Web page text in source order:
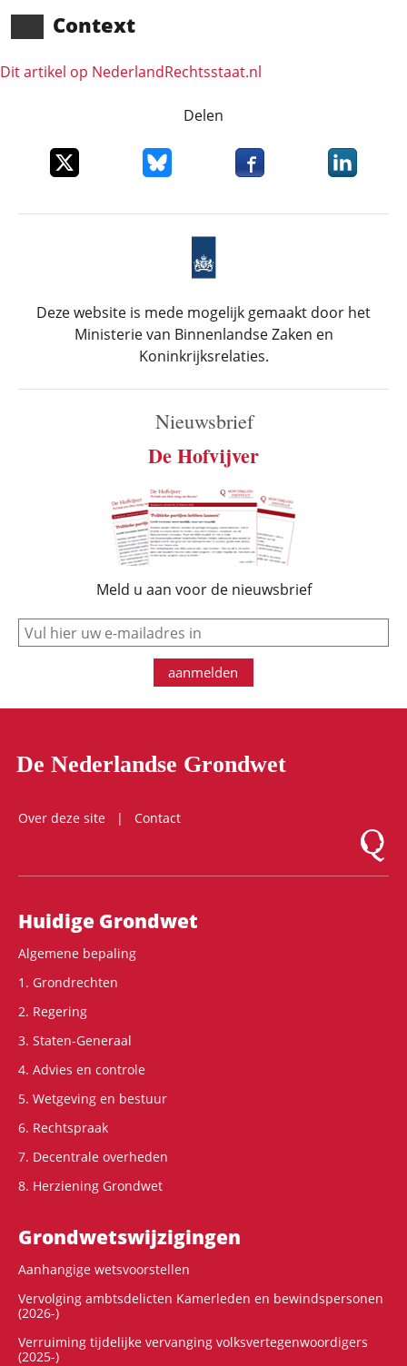
Context
Dit artikel op NederlandRechts­staat.nl
Delen
Deel dit item op XDeel dit item op Bluesky
Deel dit item opDeel dit
Deze website is mede mogelijk gemaakt door het
Ministerie van Binnenlandse Zaken en
Koninkrijksrelaties.
Nieuwsbrief
De Hofvijver
Meld u aan voor de nieuwsbrief
e-mail
aanmelden
De Nederlandse Grondwet
Over deze site
Contact
Logo
Hoofdnavigatie
Huidige Grondwet
Algemene bepaling
1. Grondrechten
2. Regering
3. Staten-Generaal
4. Advies en controle
5. Wetgeving en bestuur
6. Rechtspraak
7. Decentrale overheden
8. Herziening Grondwet
Grondwets­wijzigingen
Aanhangige wetsvoorstellen
Vervolging ambtsdelicten Kamerleden en bewindspersonen
(2026-)
Verruiming tijdelijke vervanging volksvertegenwoordigers
(2025-)